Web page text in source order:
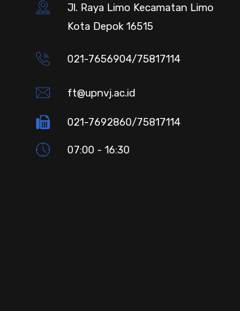
Jl. Raya Limo Kecamatan Limo
Kota Depok 16515
021-7656904/75817114
ft@upnvj.ac.id
021-7692860/75817114
07:00 - 16:30